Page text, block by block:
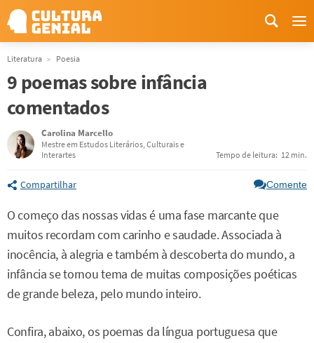
Literatura Poesia
9 poemas sobre infância
comentados
Carolina Marcello
Mestre em Estudos Literários, Culturais e
Interartes
Tempo de leitura: 12 min.
Compartilhar Comente
O começo das nossas vidas é uma fase marcante que
muitos recordam com carinho e saudade. Associada à
inocência, à alegria e também à descoberta do mundo, a
infância se tornou tema de muitas composições poéticas
de grande beleza, pelo mundo inteiro.
Confira, abaixo, os poemas da língua portuguesa que